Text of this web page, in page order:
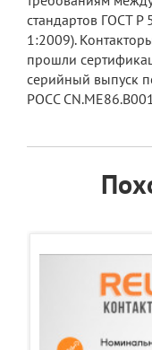
стандартов ГОСТ
1:2009).
прошли
серийный выпуск
РОСС